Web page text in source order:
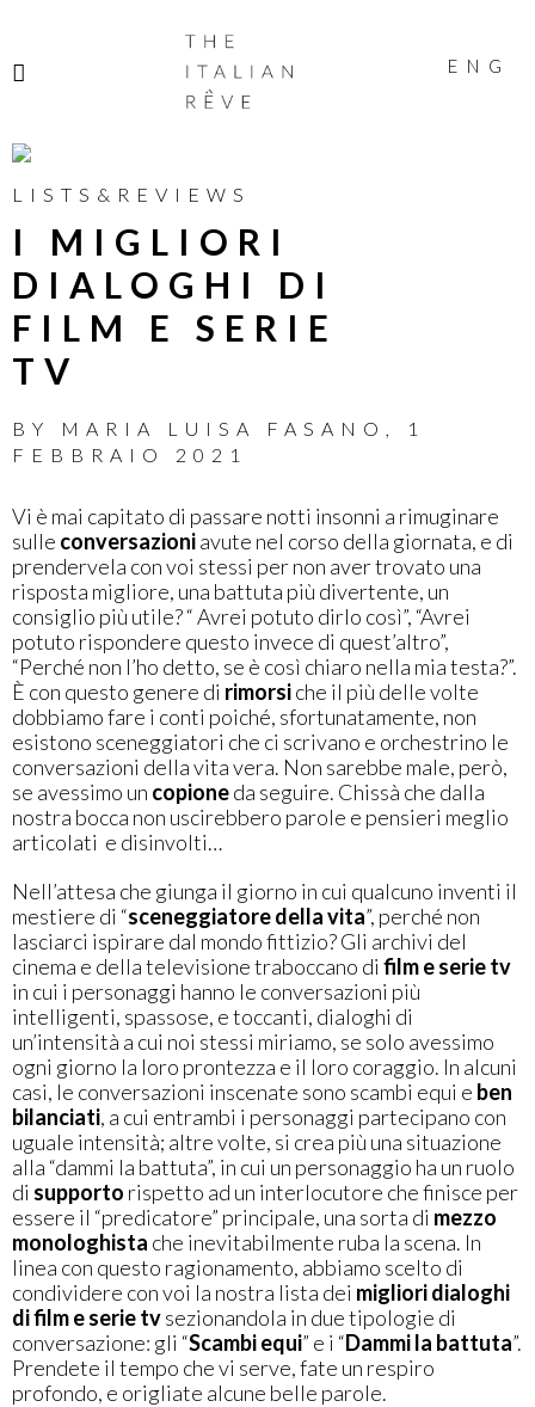
ITALIAN
RÊVE
ENG
LISTS&REVIEWS
I MIGLIORI
DIALOGHI DI
FILM E SERIE
TV
BY MARIA LUISA FASANO ,
1
FEBBRAIO 2021
Vi è mai capitato di passare notti insonni a rimuginare
sulle conversazioniavute nel corso della giornata, e di
prendervela con voi stessi per non aver trovato una
risposta migliore, una battuta più divertente, un
consiglio più utile? “ Avrei potuto dirlo così”, “Avrei
potuto rispondere questo invece di quest’altro”,
“Perché non l’ho detto, se è così chiaro nella mia testa?”.
È con questo genere di rimorsiche il più delle volte
dobbiamo fare i conti poiché, sfortunatamente, non
esistono sceneggiatori che ci scrivano e orchestrino le
conversazioni della vita vera. Non sarebbe male, però,
se avessimo un copioneda seguire. Chissà che dalla
nostra bocca non uscirebbero parole e pensieri meglio
articolati e disinvolti…
Nell’attesa che giunga il giorno in cui qualcuno inventi il
mestiere di “sceneggiatore della vita”, perché non
lasciarci ispirare dal mondo fittizio? Gli archivi del
cinema e della televisione traboccano di film e serie tv
in cui i personaggi hanno le conversazioni più
intelligenti, spassose, e toccanti, dialoghi di
un’intensità a cui noi stessi miriamo, se solo avessimo
ogni giorno la loro prontezza e il loro coraggio. In alcuni
casi, le conversazioni inscenate sono scambi equi e ben
bilanciati, a cui entrambi i personaggi partecipano con
uguale intensità; altre volte, si crea più una situazione
alla “dammi la battuta”, in cui un personaggio ha un ruolo
di supporto rispetto ad un interlocutore che finisce per
essere il “predicatore” principale, una sorta di mezzo
monologhista che inevitabilmente ruba la scena. In
linea con questo ragionamento, abbiamo scelto di
condividere con voi la nostra lista dei migliori dialoghi
di film e serie tvsezionandola in due tipologie di
conversazione: gli “Scambi equi” e i “Dammi la battuta”.
Prendete il tempo che vi serve, fate un respiro
profondo, e origliate alcune belle parole.